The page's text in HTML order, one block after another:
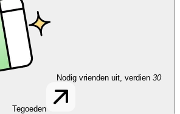
Nodig vrienden uit, verdien 30
Tegoeden